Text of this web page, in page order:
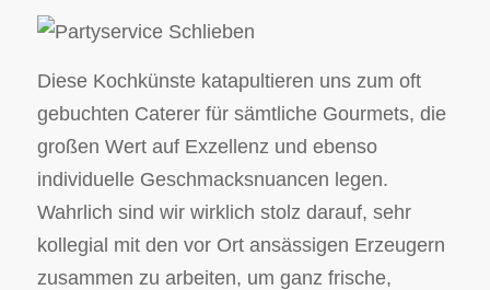
Diese Kochkünste katapultieren uns zum oft
gebuchten Caterer für sämtliche Gourmets, die
großen Wert auf Exzellenz und ebenso
individuelle Geschmacksnuancen legen.
Wahrlich sind wir wirklich stolz darauf, sehr
kollegial mit den vor Ort ansässigen Erzeugern
zusammen zu arbeiten, um ganz frische,